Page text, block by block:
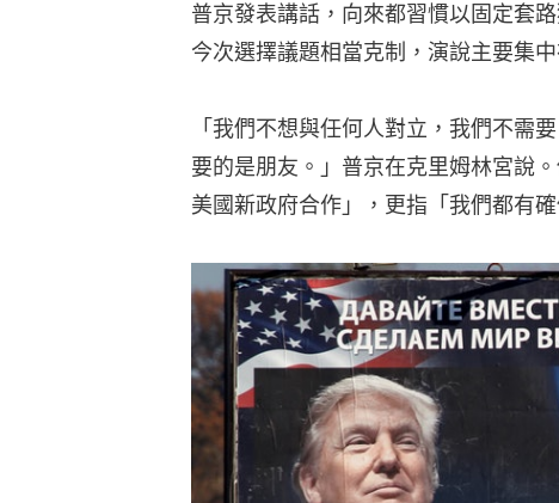
普京發表講話，向來都習慣以固定套
今次選擇議題相當克制，演說主要集
「我們不想與任何人對立，我們不需
要的是朋友。」普京在克里姆林宮說
美國新政府合作」，更指「我們都有